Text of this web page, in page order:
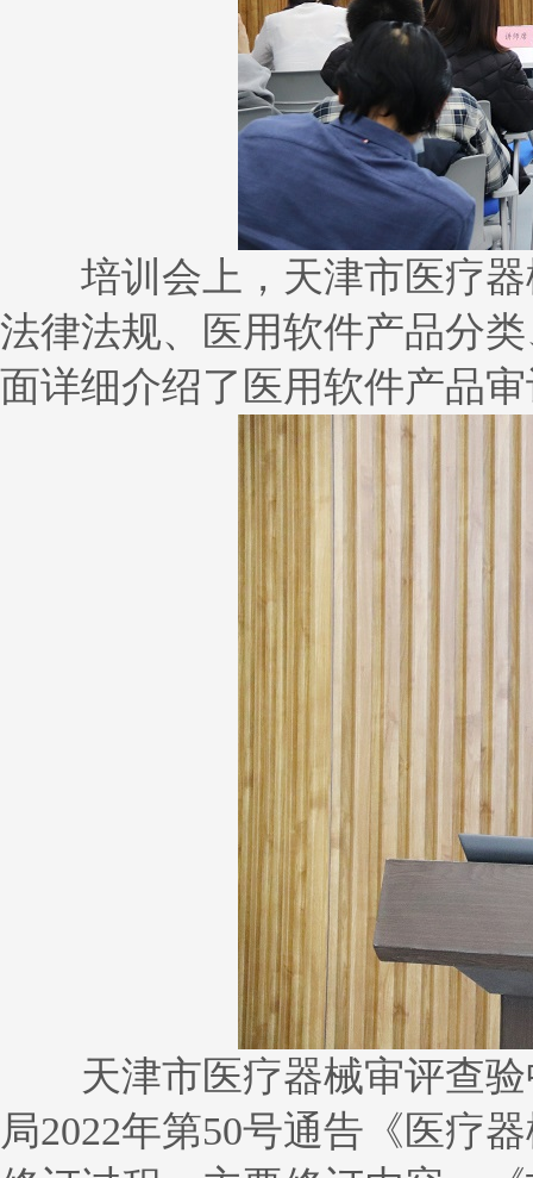
培训会上，天津市医疗器
法律法规、医用软件产品分
面详细介绍了医用软件产品
天津市医疗器械审评查验
局2022年第50号通告《医疗